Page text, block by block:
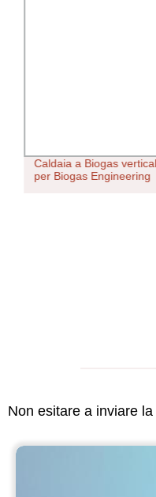
Caldaia a Biogas
per Biogas Engineering
Non esitare a inviare